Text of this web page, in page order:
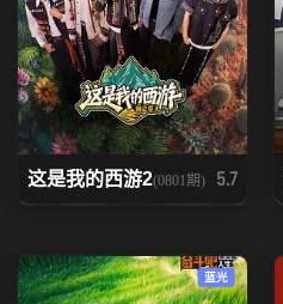
这是我的西游2(0801期) 5.7
蓝光